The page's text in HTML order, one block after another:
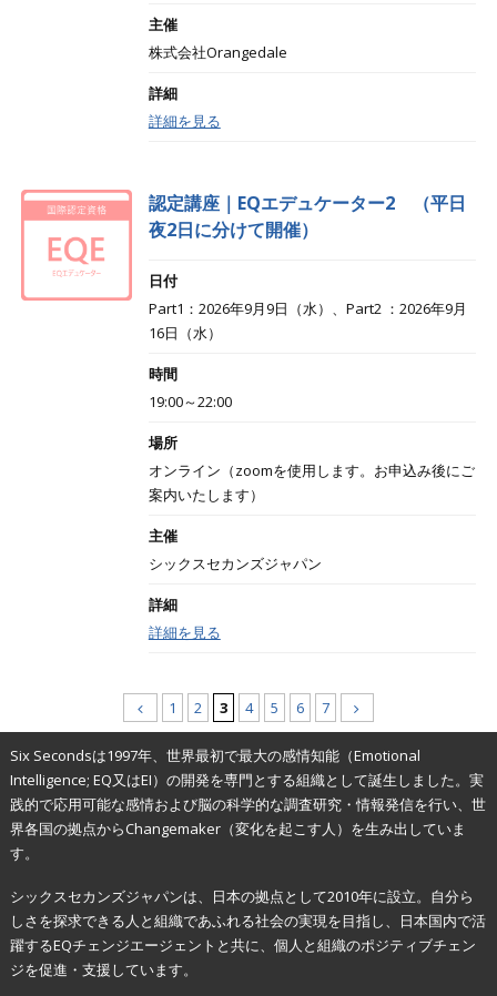
主催
株式会社Orangedale
詳細
詳細を見る
認定講座｜EQエデュケーター2 （平日
夜2日に分けて開催）
日付
Part1：2026年9月9日（水）、Part2 ：2026年9月
16日（水）
時間
19:00～22:00
場所
オンライン（zoomを使用します。お申込み後にご
案内いたします）
主催
シックスセカンズジャパン
詳細
詳細を見る
1 2 3 4 5 6 7
Six Secondsは1997年、世界最初で最大の感情知能（Emotional
Intelligence; EQ又はEI）の開発を専門とする組織として誕生しました。実
践的で応用可能な感情および脳の科学的な調査研究・情報発信を行い、世
界各国の拠点からChangemaker（変化を起こす人）を生み出していま
す。
シックスセカンズジャパンは、日本の拠点として2010年に設立。自分ら
しさを探求できる人と組織であふれる社会の実現を目指し、日本国内で活
躍するEQチェンジエージェントと共に、個人と組織のポジティブチェン
ジを促進・支援しています。